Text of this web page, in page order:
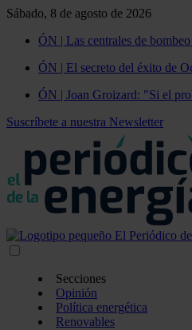
Sábado, 8 de agosto de 2026
ÓN | Las centrales de
ÓN | El secreto del éxito de
ÓN | Joan Groizard: "Si el
Suscríbete a nuestra Newsletter
Secciones
Opinión
Política energética
Renovables